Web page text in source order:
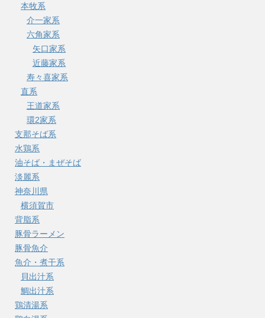
本牧系
介一家系
六角家系
矢口家系
近藤家系
寿々喜家系
直系
王道家系
環2家系
支那そば系
水鶏系
油そば・まぜそば
淡麗系
神奈川県
横須賀市
背脂系
豚骨ラーメン
豚骨魚介
魚介・煮干系
貝出汁系
鯛出汁系
鶏清湯系